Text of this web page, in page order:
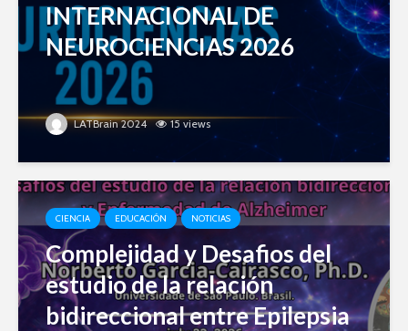
INTERNACIONAL DE
NEUROCIENCIAS 2026
LATBrain 2024 15 views
CIENCIA EDUCACIÓN NOTICIAS
Complejidad y Desafios del
estudio de la relación
bidireccional entre Epilepsia